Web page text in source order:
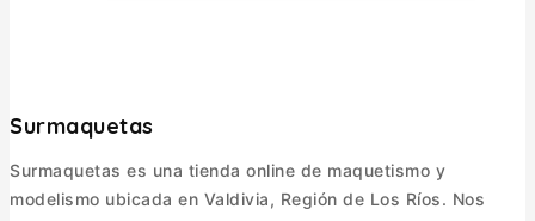
Surmaquetas
Surmaquetas es una tienda online de maquetismo y
modelismo ubicada en Valdivia, Región de Los Ríos. Nos